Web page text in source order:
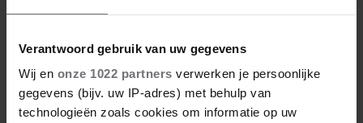
Verantwoord gebruik van uw gegevens
Wij en onze 1022 partners verwerken je persoonlijke
gegevens (bijv. uw IP-adres) met behulp van
technologieën zoals cookies om informatie op uw
CATHERINE